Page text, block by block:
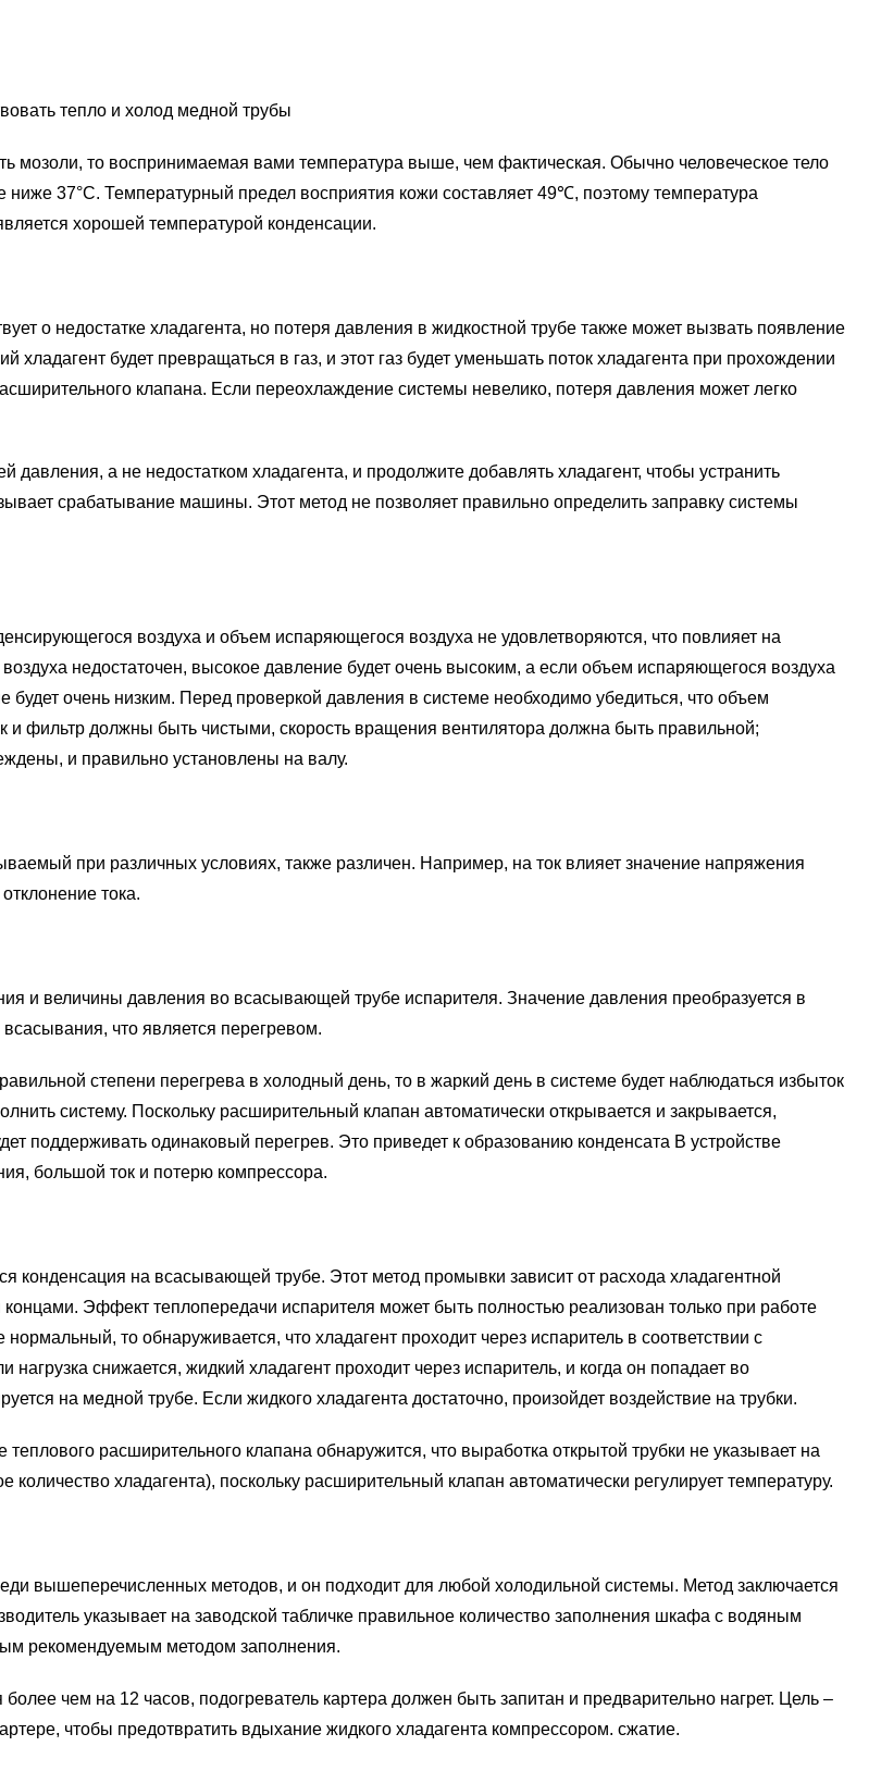
тепло и холод медной трубы
мозоли, то воспринимаемая вами температура выше, чем фактическая. Обычно человеческое тело
37°C. Температурный предел восприятия кожи составляет 49℃, поэтому температура
хорошей температурой конденсации.
о недостатке хладагента, но потеря давления в жидкостной трубе также может вызвать появление
будет превращаться в газ, и этот газ будет уменьшать поток хладагента при прохождении
клапана. Если переохлаждение системы невелико, потеря давления может легко
а не недостатком хладагента, и продолжите добавлять хладагент, чтобы устранить
срабатывание машины. Этот метод не позволяет правильно определить заправку системы
воздуха и объем испаряющегося воздуха не удовлетворяются, что повлияет на
недостаточен, высокое давление будет очень высоким, а если объем испаряющегося воздуха
будет очень низким. Перед проверкой давления в системе необходимо убедиться, что объем
фильтр должны быть чистыми, скорость вращения вентилятора должна быть правильной;
и правильно установлены на валу.
при различных условиях, также различен. Например, на ток влияет значение напряжения
тока.
и величины давления во всасывающей трубе испарителя. Значение давления преобразуется в
что является перегревом.
степени перегрева в холодный день, то в жаркий день в системе будет наблюдаться избыток
систему. Поскольку расширительный клапан автоматически открывается и закрывается,
поддерживать одинаковый перегрев. Это приведет к образованию конденсата В устройстве
большой ток и потерю компрессора.
конденсация на всасывающей трубе. Этот метод промывки зависит от расхода хладагентной
Эффект теплопередачи испарителя может быть полностью реализован только при работе
то обнаруживается, что хладагент проходит через испаритель в соответствии с
снижается, жидкий хладагент проходит через испаритель, и когда он попадает во
на медной трубе. Если жидкого хладагента достаточно, произойдет воздействие на трубки.
расширительного клапана обнаружится, что выработка открытой трубки не указывает на
количество хладагента), поскольку расширительный клапан автоматически регулирует температуру.
вышеперечисленных методов, и он подходит для любой холодильной системы. Метод заключается
указывает на заводской табличке правильное количество заполнения шкафа с водяным
рекомендуемым методом заполнения.
чем на 12 часов, подогреватель картера должен быть запитан и предварительно нагрет. Цель –
чтобы предотвратить вдыхание жидкого хладагента компрессором. сжатие.